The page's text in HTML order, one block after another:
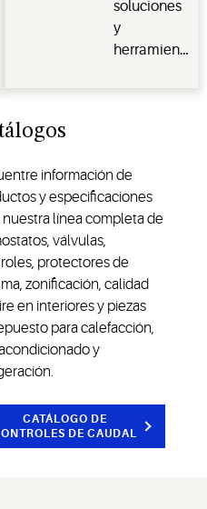
soluciones
y
herramientas
de energía
información de
y especificaciones
nuestra línea completa de
válvulas,
protectores de
zonificación, calidad
en interiores y piezas
para calefacción,
y
CATÁLOGO DE
DE CAUDAL